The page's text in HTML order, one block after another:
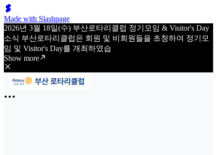
Made with Slashpage
2026년 3월 18일(수) 부산로타리클럽 정기모임 & Visitor's Day
소식 부산로타리클럽은 회원 및 비회원들을 초청하여 정기모
임 및 Visitor's Day를 개최하였습
Show more